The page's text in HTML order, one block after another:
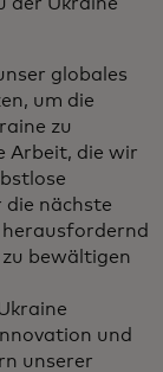
globales
um die
zu
Arbeit, die wir
die nächste
zu bewältigen
und
unserer